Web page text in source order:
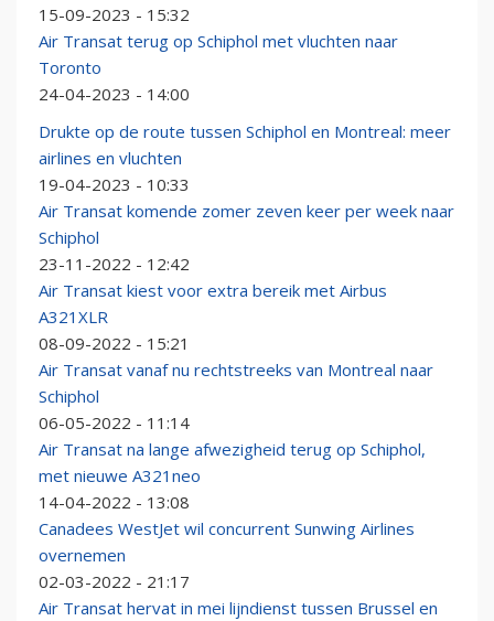
15-09-2023 - 15:32
Air Transat terug op Schiphol met vluchten naar
Toronto
24-04-2023 - 14:00
Drukte op de route tussen Schiphol en Montreal: meer
airlines en vluchten
19-04-2023 - 10:33
Air Transat komende zomer zeven keer per week naar
Schiphol
23-11-2022 - 12:42
Air Transat kiest voor extra bereik met Airbus
A321XLR
08-09-2022 - 15:21
Air Transat vanaf nu rechtstreeks van Montreal naar
Schiphol
06-05-2022 - 11:14
Air Transat na lange afwezigheid terug op Schiphol,
met nieuwe A321neo
14-04-2022 - 13:08
Canadees WestJet wil concurrent Sunwing Airlines
overnemen
02-03-2022 - 21:17
Air Transat hervat in mei lijndienst tussen Brussel en